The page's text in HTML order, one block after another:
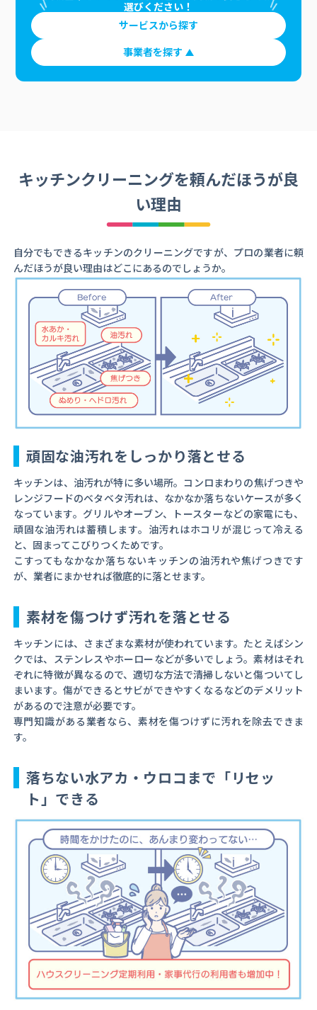
選びください！
サービスから探す
事業者を探す
キッチンクリーニングを頼んだほうが良
い理由
自分でもできるキッチンのクリーニングですが、プロの業者に頼
んだほうが良い理由はどこにあるのでしょうか。
頑固な油汚れをしっかり落とせる
キッチンは、油汚れが特に多い場所。コンロまわりの焦げつきや
レンジフードのベタベタ汚れは、なかなか落ちないケースが多く
なっています。グリルやオーブン、トースターなどの家電にも、
頑固な油汚れは蓄積します。油汚れはホコリが混じって冷える
と、固まってこびりつくためです。
こすってもなかなか落ちないキッチンの油汚れや焦げつきです
が、業者にまかせれば徹底的に落とせます。
素材を傷つけず汚れを落とせる
キッチンには、さまざまな素材が使われています。たとえばシン
クでは、ステンレスやホーローなどが多いでしょう。素材はそれ
ぞれに特徴が異なるので、適切な方法で清掃しないと傷ついてし
まいます。傷ができるとサビができやすくなるなどのデメリット
があるので注意が必要です。
専門知識がある業者なら、素材を傷つけずに汚れを除去できま
す。
落ちない水アカ・ウロコまで「リセッ
ト」できる